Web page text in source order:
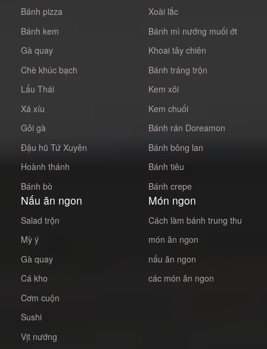
Bánh pizza
Bánh kem
Gà quay
Chè khúc bạch
Lẩu Thái
Xá xíu
Gỏi gà
Đậu hũ Tứ Xuyên
Hoành thánh
Bánh bò
Xoài lắc
Bánh mì nướng muối ớt
Khoai tây chiên
Bánh tráng trộn
Kem xôi
Kem chuối
Bánh rán Doreamon
Bánh bông lan
Bánh tiêu
Bánh crepe
Nấu ăn ngon
Salad trộn
Mỳ ý
Gà quay
Cá kho
Cơm cuộn
Sushi
Vịt nướng
Món ngon
Cách làm bánh trung thu
món ăn ngon
nấu ăn ngon
các món ăn ngon